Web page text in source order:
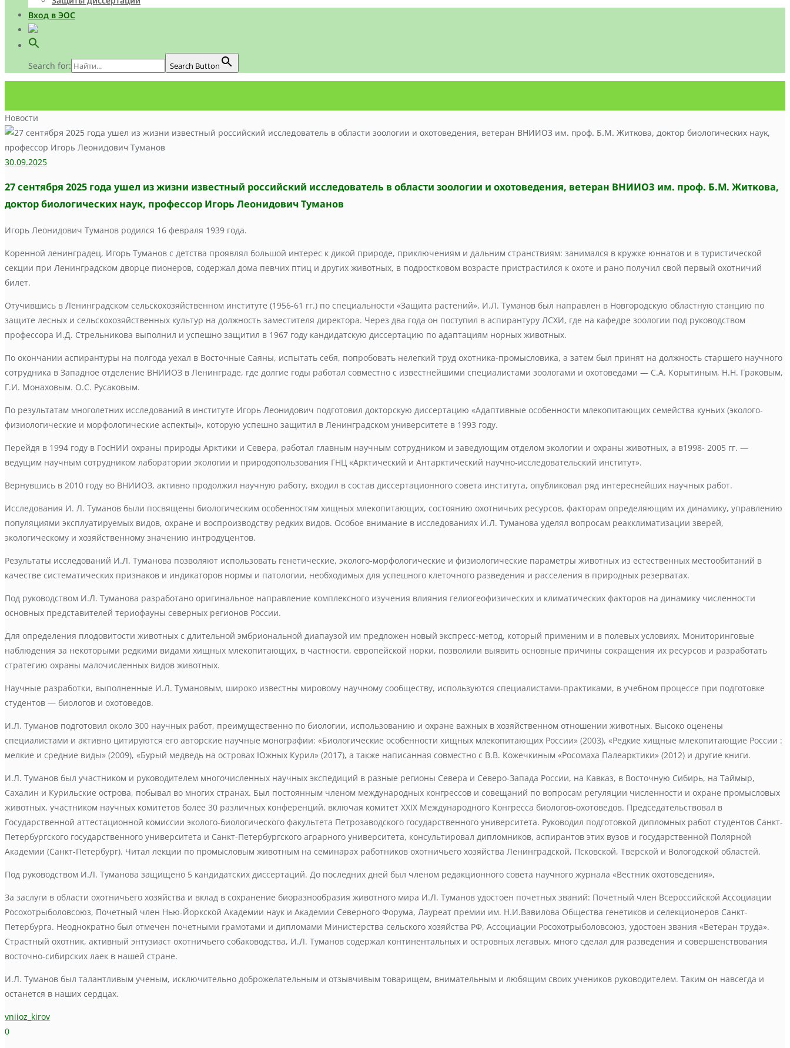
Вход в ЭОС
Search for: Search Button
Новости
30.09.2025
27 сентября 2025 года ушел из жизни известный российский исследователь в области зоологии и охотоведения, ветеран ВНИИОЗ им. проф. Б.М. Житкова,
доктор биологических наук, профессор Игорь Леонидович Туманов
Игорь Леонидович Туманов родился 16 февраля 1939 года.
Коренной ленинградец, Игорь Туманов с детства проявлял большой интерес к дикой природе, приключениям и дальним странствиям: занимался в кружке юннатов и в туристической
секции при Ленинградском дворце пионеров, содержал дома певчих птиц и других животных, в подростковом возрасте пристрастился к охоте и рано получил свой первый охотничий
билет.
Отучившись в Ленинградском сельскохозяйственном институте (1956-61 гг.) по специальности «Защита растений», И.Л. Туманов был направлен в Новгородскую областную станцию по
защите лесных и сельскохозяйственных культур на должность заместителя директора. Через два года он поступил в аспирантуру ЛСХИ, где на кафедре зоологии под руководством
профессора И.Д. Стрельникова выполнил и успешно защитил в 1967 году кандидатскую диссертацию по адаптациям норных животных.
По окончании аспирантуры на полгода уехал в Восточные Саяны, испытать себя, попробовать нелегкий труд охотника-промысловика, а затем был принят на должность старшего научного
сотрудника в Западное отделение ВНИИОЗ в Ленинграде, где долгие годы работал совместно с известнейшими специалистами зоологами и охотоведами — С.А. Корытиным, Н.Н. Граковым,
Г.И. Монаховым. О.С. Русаковым.
По результатам многолетних исследований в институте Игорь Леонидович подготовил докторскую диссертацию «Адаптивные особенности млекопитающих семейства куньих (эколого-
физиологические и морфологические аспекты)», которую успешно защитил в Ленинградском университете в 1993 году.
Перейдя в 1994 году в ГосНИИ охраны природы Арктики и Севера, работал главным научным сотрудником и заведующим отделом экологии и охраны животных, а в1998- 2005 гг. —
ведущим научным сотрудником лаборатории экологии и природопользования ГНЦ «Арктический и Антарктический научно-исследовательский институт».
Вернувшись в 2010 году во ВНИИОЗ, активно продолжил научную работу, входил в состав диссертационного совета института, опубликовал ряд интереснейших научных работ.
Исследования И. Л. Туманов были посвящены биологическим особенностям хищных млекопитающих, состоянию охотничьих ресурсов, факторам определяющим их динамику, управлению
популяциями эксплуатируемых видов, охране и воспроизводству редких видов. Особое внимание в исследованиях И.Л. Туманова уделял вопросам реакклиматизации зверей,
экологическому и хозяйственному значению интродуцентов.
Результаты исследований И.Л. Туманова позволяют использовать генетические, эколого-морфологические и физиологические параметры животных из естественных местообитаний в
качестве систематических признаков и индикаторов нормы и патологии, необходимых для успешного клеточного разведения и расселения в природных резерватах.
Под руководством И.Л. Туманова разработано оригинальное направление комплексного изучения влияния гелиогеофизических и климатических факторов на динамику численности
основных представителей териофауны северных регионов России.
Для определения плодовитости животных с длительной эмбриональной диапаузой им предложен новый экспресс-метод, который применим и в полевых условиях. Мониторинговые
наблюдения за некоторыми редкими видами хищных млекопитающих, в частности, европейской норки, позволили выявить основные причины сокращения их ресурсов и разработать
стратегию охраны малочисленных видов животных.
Научные разработки, выполненные И.Л. Тумановым, широко известны мировому научному сообществу, используются специалистами-практиками, в учебном процессе при подготовке
студентов — биологов и охотоведов.
И.Л. Туманов подготовил около 300 научных работ, преимущественно по биологии, использованию и охране важных в хозяйственном отношении животных. Высоко оценены
специалистами и активно цитируются его авторские научные монографии: «Биологические особенности хищных млекопитающих России» (2003), «Редкие хищные млекопитающие России :
мелкие и средние виды» (2009), «Бурый медведь на островах Южных Курил» (2017), а также написанная совместно с В.В. Кожечкиным «Росомаха Палеарктики» (2012) и другие книги.
И.Л. Туманов был участником и руководителем многочисленных научных экспедиций в разные регионы Севера и Северо-Запада России, на Кавказ, в Восточную Сибирь, на Таймыр,
Сахалин и Курильские острова, побывал во многих странах. Был постоянным членом международных конгрессов и совещаний по вопросам регуляции численности и охране промысловых
животных, участником научных комитетов более 30 различных конференций, включая комитет XXIX Международного Конгресса биологов-охотоведов. Председательствовал в
Государственной аттестационной комиссии эколого-биологического факультета Петрозаводского государственного университета. Руководил подготовкой дипломных работ студентов Санкт-
Петербургского государственного университета и Санкт-Петербургского аграрного университета, консультировал дипломников, аспирантов этих вузов и государственной Полярной
Академии (Санкт-Петербург). Читал лекции по промысловым животным на семинарах работников охотничьего хозяйства Ленинградской, Псковской, Тверской и Вологодской областей.
Под руководством И.Л. Туманова защищено 5 кандидатских диссертаций. До последних дней был членом редакционного совета научного журнала «Вестник охотоведения»,
За заслуги в области охотничьего хозяйства и вклад в сохранение биоразнообразия животного мира И.Л. Туманов удостоен почетных званий: Почетный член Всероссийской Ассоциации
Росохотрыболовсоюз, Почетный член Нью-Йоркской Академии наук и Академии Северного Форума, Лауреат премии им. Н.И.Вавилова Общества генетиков и селекционеров Санкт-
Петербурга. Неоднократно был отмечен почетными грамотами и дипломами Министерства сельского хозяйства РФ, Ассоциации Росохотрыболовсоюз, удостоен звания «Ветеран труда».
Страстный охотник, активный энтузиаст охотничьего собаководства, И.Л. Туманов содержал континентальных и островных легавых, много сделал для разведения и совершенствования
восточно-сибирских лаек в нашей стране.
И.Л. Туманов был талантливым ученым, исключительно доброжелательным и отзывчивым товарищем, внимательным и любящим своих учеников руководителем. Таким он навсегда и
останется в наших сердцах.
vniioz_kirov
0